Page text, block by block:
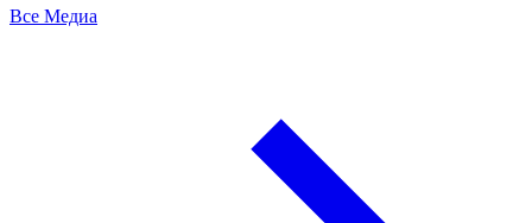
Все Медиа